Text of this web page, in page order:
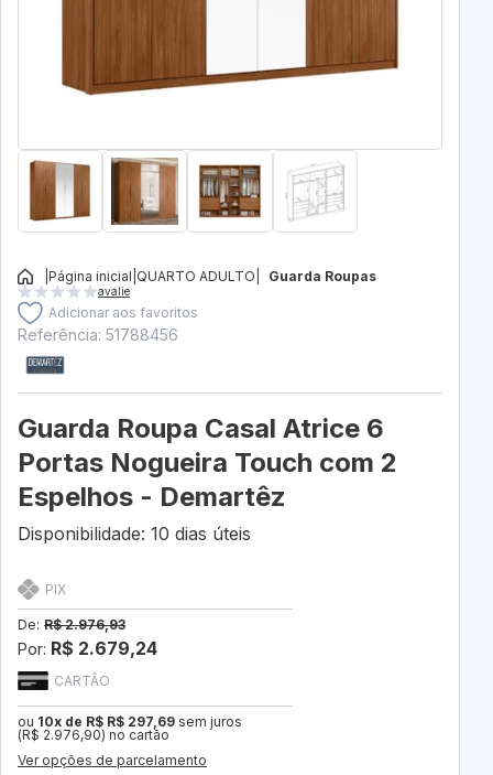
Página inicial QUARTO ADULTO Guarda Roupas
avalie
Adicionar aos favoritos
Referência: 51788456
Guarda Roupa Casal Atrice 6
Portas Nogueira Touch com 2
Espelhos - Demartêz
Disponibilidade: 10 dias úteis
CARTÃO
ou 10x de R$ R$ 297,69 sem juros
(R$ 2.976,90) no cartão
Ver opções de parcelamento
PIX
De: R$ 2.976,93
Por: R$ 2.679,24